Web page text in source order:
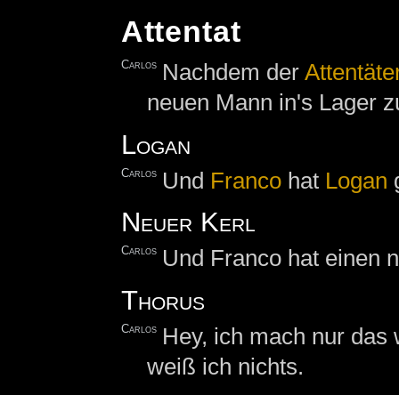
Attentat
Carlos Nachdem der
neuen Mann in's Lager
Logan
Carlos Und Franco hat Logan
Neuer Kerl
Carlos Und Franco hat einen
Thorus
Carlos Hey, ich mach nur
weiß ich nichts.